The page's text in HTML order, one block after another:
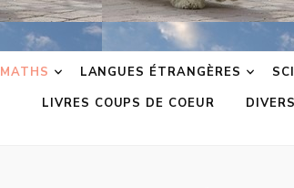
MATHS LANGUES ÉTRANGÈRES
LIVRES COUPS DE COEUR
DIVERS